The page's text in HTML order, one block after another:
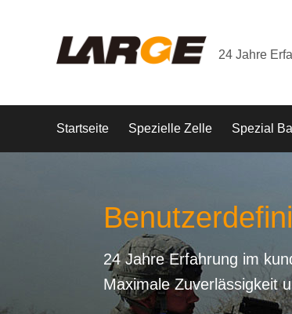
24 Jahre
Startseite Spezielle Zelle Spezial
24 Jahre Erfahrung im
Maximale Zuverlässigkeit